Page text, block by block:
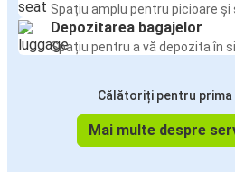
Spațiu amplu pentru picioare
Depozitarea bagajelor
Spațiu pentru a vă depozita în
Călătoriți pentru prima
Mai multe despre